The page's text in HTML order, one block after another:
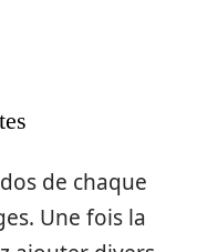
de chaque
Une fois la